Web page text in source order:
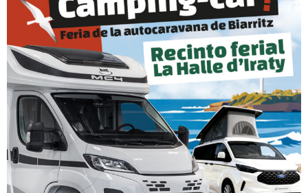
dormir, con opción para una 5ª.
[/vc_column_text][vc_column_text]
No perdáis la oportunidad de venir a comprarlas a
la Feria de la Autocaravana de Biarritz del jueves 7
al domingo 10 de marzo.
¡OS ESPERAMOS!
[/vc_column_text][/vc_column][/vc_row]